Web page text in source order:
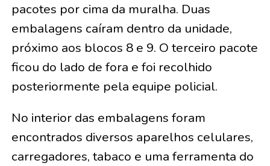
pacotes por cima da muralha. Duas
embalagens caíram dentro da unidade,
próximo aos blocos 8 e 9. O terceiro pacote
ficou do lado de fora e foi recolhido
posteriormente pela equipe policial.
No interior das embalagens foram
encontrados diversos aparelhos celulares,
carregadores, tabaco e uma ferramenta do